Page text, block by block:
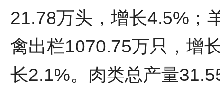
21.78万头，增长4.5%；
禽出栏1070.75万只，增
长2.1%。肉类总产量